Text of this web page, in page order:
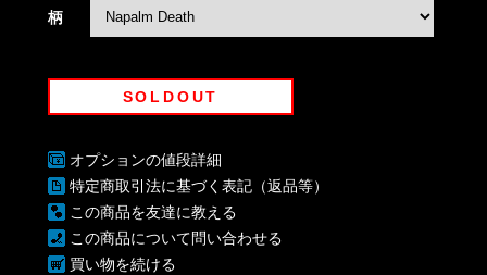
柄
SOLDOUT
オプションの値段詳細
特定商取引法に基づく表記（返品等）
この商品を友達に教える
この商品について問い合わせる
買い物を続ける